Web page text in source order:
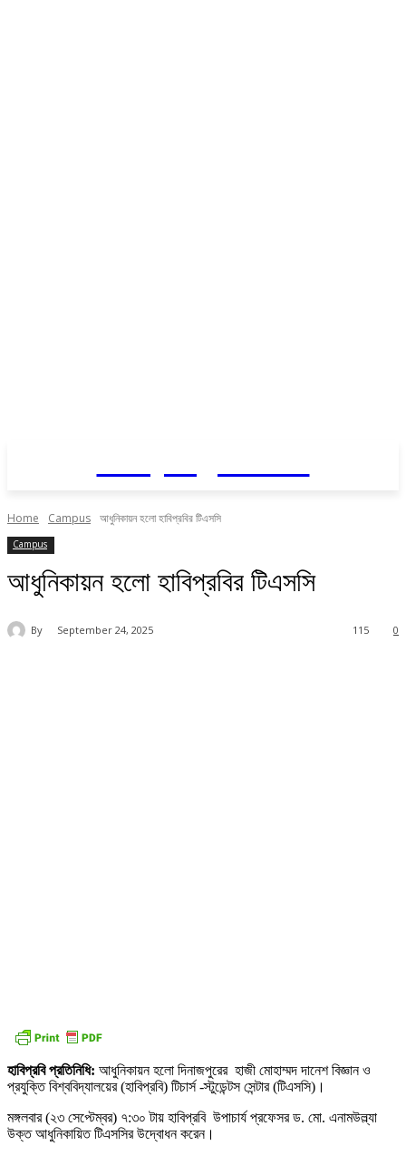
Home Campus আধুনিকায়ন হলো হাবিপ্রবির টিএসসি
Campus
আধুনিকায়ন হলো হাবিপ্রবির টিএসসি
By September 24, 2025 0
115
হাবিপ্রবি প্রতিনিধি: আধুনিকায়ন হলো দিনাজপুরের হাজী মোহাম্মদ দানেশ বিজ্ঞান ও
প্রযুক্তি বিশ্ববিদ্যালয়ের (হাবিপ্রবি) টিচার্স -স্টুডেন্টস সেন্টার (টিএসসি)।
মঙ্গলবার (২৩ সেপ্টেম্বর) ৭:৩০ টায় হাবিপ্রবি উপাচার্য প্রফেসর ড. মো. এনামউল্ল্যা
উক্ত আধুনিকায়িত টিএসসির উদ্বোধন করেন।